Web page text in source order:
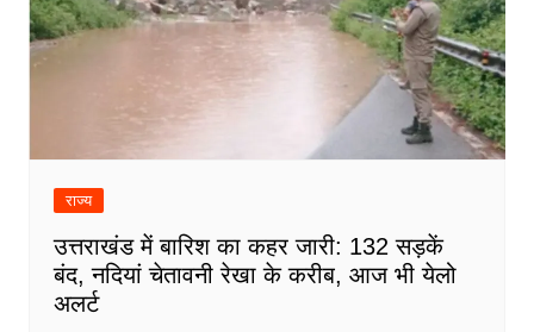
राज्य
उत्तराखंड में बारिश का कहर जारी: 132 सड़कें
बंद, नदियां चेतावनी रेखा के करीब, आज भी येलो
अलर्ट